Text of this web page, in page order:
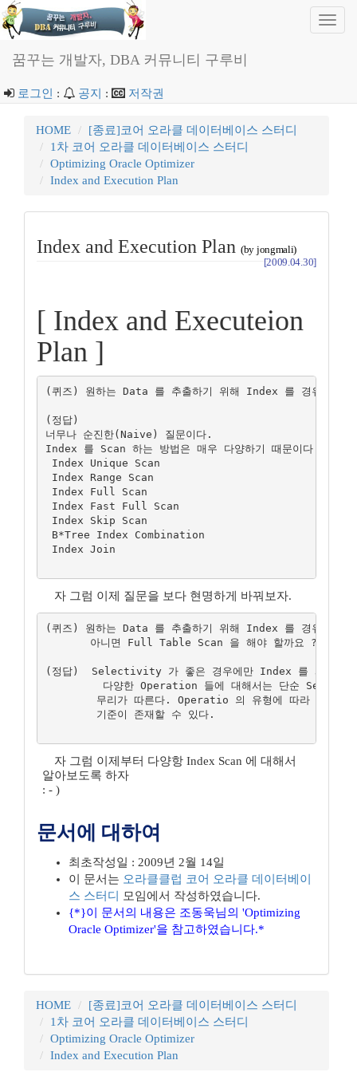
꿈꾸는 개발자, DBA 커뮤니티 구루비
로그인 : 공지 : 저작권
HOME
[종료]코어 오라클 데이터베이스 스터디
1차 코어 오라클 데이터베이스 스터디
Optimizing Oracle Optimizer
Index and Execution Plan
Index and Execution Plan (by jongmali)
[2009.04.30]
[ Index and Executeion
Plan ]
(퀴즈) 원하는 Data 를 추출하기 위해 Index 를 경유해야
(정답)
너무나 순진한(Naive) 질문이다.
Index 를 Scan 하는 방법은 매우 다양하기 때문이다.
Index Unique Scan
Index Range Scan
Index Full Scan
Index Fast Full Scan
Index Skip Scan
B*Tree Index Combination
Index Join
자 그럼 이제 질문을 보다 현명하게 바꿔보자.
(퀴즈) 원하는 Data 를 추출하기 위해 Index 를 경유한다면
       아니면 Full Table Scan 을 해야 할까요 ?
(정답)  Selectivity 가 좋은 경우에만 Index 를 사용하는
다양한 Operation 들에 대해서는 단순
무리가 따른다. Operatio 의 유형에 따라
        기준이 존재할 수 있다.
자 그럼 이제부터 다양항 Index Scan 에 대해서
알아보도록 하자
: - )
문서에 대하여
최초작성일 : 2009년 2월 14일
이 문서는 오라클클럽 코어 오라클 데이터베이
스 스터디
모임에서 작성하였습니다.
{*}이 문서의 내용은 조동욱님의 'Optimizing
Oracle Optimizer'을 참고하였습니다.*
HOME
[종료]코어 오라클 데이터베이스 스터디
1차 코어 오라클 데이터베이스 스터디
Optimizing Oracle Optimizer
Index and Execution Plan